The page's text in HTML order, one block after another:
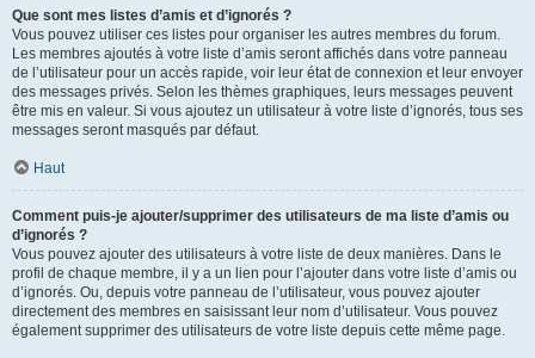
Que sont mes listes d’amis et d’ignorés ?
Vous pouvez utiliser ces listes pour organiser les autres membres du forum.
Les membres ajoutés à votre liste d’amis seront affichés dans votre panneau
de l’utilisateur pour un accès rapide, voir leur état de connexion et leur envoyer
des messages privés. Selon les thèmes graphiques, leurs messages peuvent
être mis en valeur. Si vous ajoutez un utilisateur à votre liste d’ignorés, tous ses
messages seront masqués par défaut.
Haut
Comment puis-je ajouter/supprimer des utilisateurs de ma liste d’amis ou
d’ignorés ?
Vous pouvez ajouter des utilisateurs à votre liste de deux manières. Dans le
profil de chaque membre, il y a un lien pour l’ajouter dans votre liste d’amis ou
d’ignorés. Ou, depuis votre panneau de l’utilisateur, vous pouvez ajouter
directement des membres en saisissant leur nom d’utilisateur. Vous pouvez
également supprimer des utilisateurs de votre liste depuis cette même page.